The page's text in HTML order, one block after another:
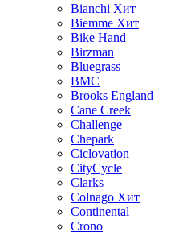
Bianchi Хит
Biemme Хит
Bike Hand
Birzman
Bluegrass
BMC
Brooks England
Cane Creek
Challenge
Chepark
Ciclovation
CityCycle
Clarks
Colnago Хит
Continental
Crono